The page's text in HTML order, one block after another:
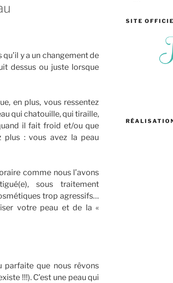
y a un changement de
dessus ou juste lorsque
en plus, vous ressentez
qui chatouille, qui tiraille,
il fait froid et/ou que
plus : vous avez la peau
comme nous l’avons
sous traitement
trop agressifs…
votre peau et de la «
parfaite que nous rêvons
!!!). C’est une peau qui
SITE